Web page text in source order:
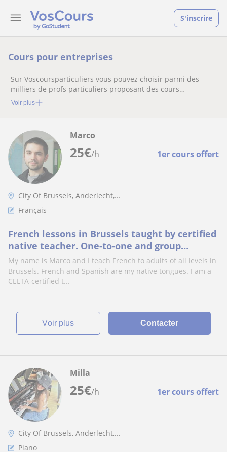
S'inscrire
Cours pour entreprises
Sur Voscoursparticuliers vous pouvez choisir parmi des
milliers de profs particuliers proposant des cours
particuliers
Voir plus
25€/h 1er cours offert
Marco
City Of Brussels, Anderlecht,...
Français
French lessons in Brussels taught by certified
native teacher. One-to-one and group
sessions
My name is Marco and I teach French to adults of all levels in
Brussels. French and Spanish are my native tongues. I am a
CELTA-certified t...
voir plus Contacter
25€/h 1er cours offert
Milla
City Of Brussels, Anderlecht,...
Piano